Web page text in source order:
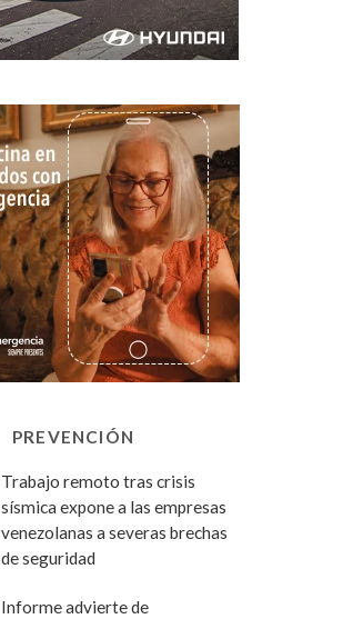
PREVENCIÓN
Trabajo remoto tras crisis
sísmica expone a las empresas
venezolanas a severas brechas
de seguridad
Informe advierte de